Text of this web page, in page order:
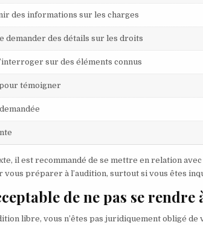
des informations sur les charges
demander des détails sur les droits
sur des éléments connus
témoigner
il est recommandé de se mettre en relation
vous préparer à l’audition, surtout si vous êtes
de ne pas se
libre, vous n’êtes pas juridiquement obligé